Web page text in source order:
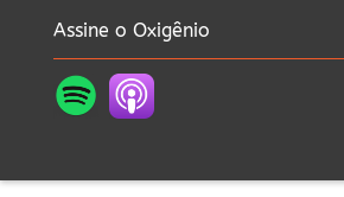
Assine o Oxigênio